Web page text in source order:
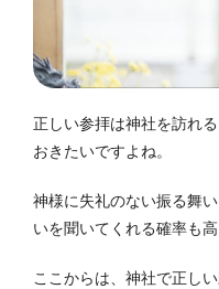
正しい参拝は神社を訪れ
おきたいですよね。
神様に失礼のない振る舞
いを聞いてくれる確率も高
ここからは、神社で正し